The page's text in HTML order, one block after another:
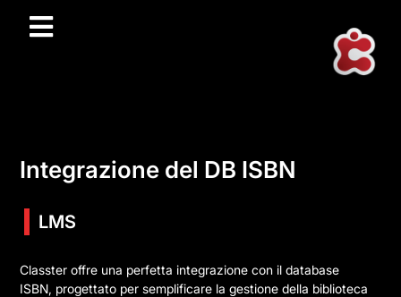
Integrazione del DB ISBN
LMS
Classter offre una perfetta integrazione con il database
ISBN, progettato per semplificare la gestione della biblioteca